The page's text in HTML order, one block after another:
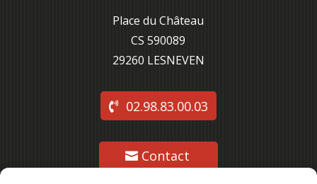
Place du Château
CS 590089
29260 LESNEVEN
02.98.83.00.03
Contact